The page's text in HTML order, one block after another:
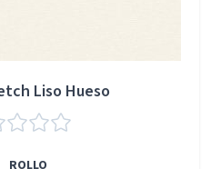
Liso Hueso
ROLLO